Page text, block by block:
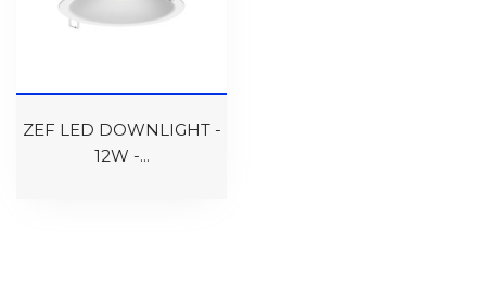
ZEF LED DOWNLIGHT -
12W -...